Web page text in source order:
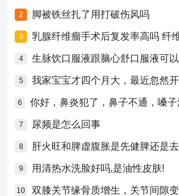
2 脚被铁丝扎了用打破伤风吗
3 乳腺纤维瘤手术后复发率高吗 纤
4 生脉饮口服液跟脑心舒口服液可
5 我家宝宝才四个月大，最近忽然开
6
7 尿频是怎么回事
8 肝火旺和脾虚腹胀是先健脾还是
9 用清热水洗脸好吗,是油性皮肤!
10 双膝关节缘骨质增生，关节间隙